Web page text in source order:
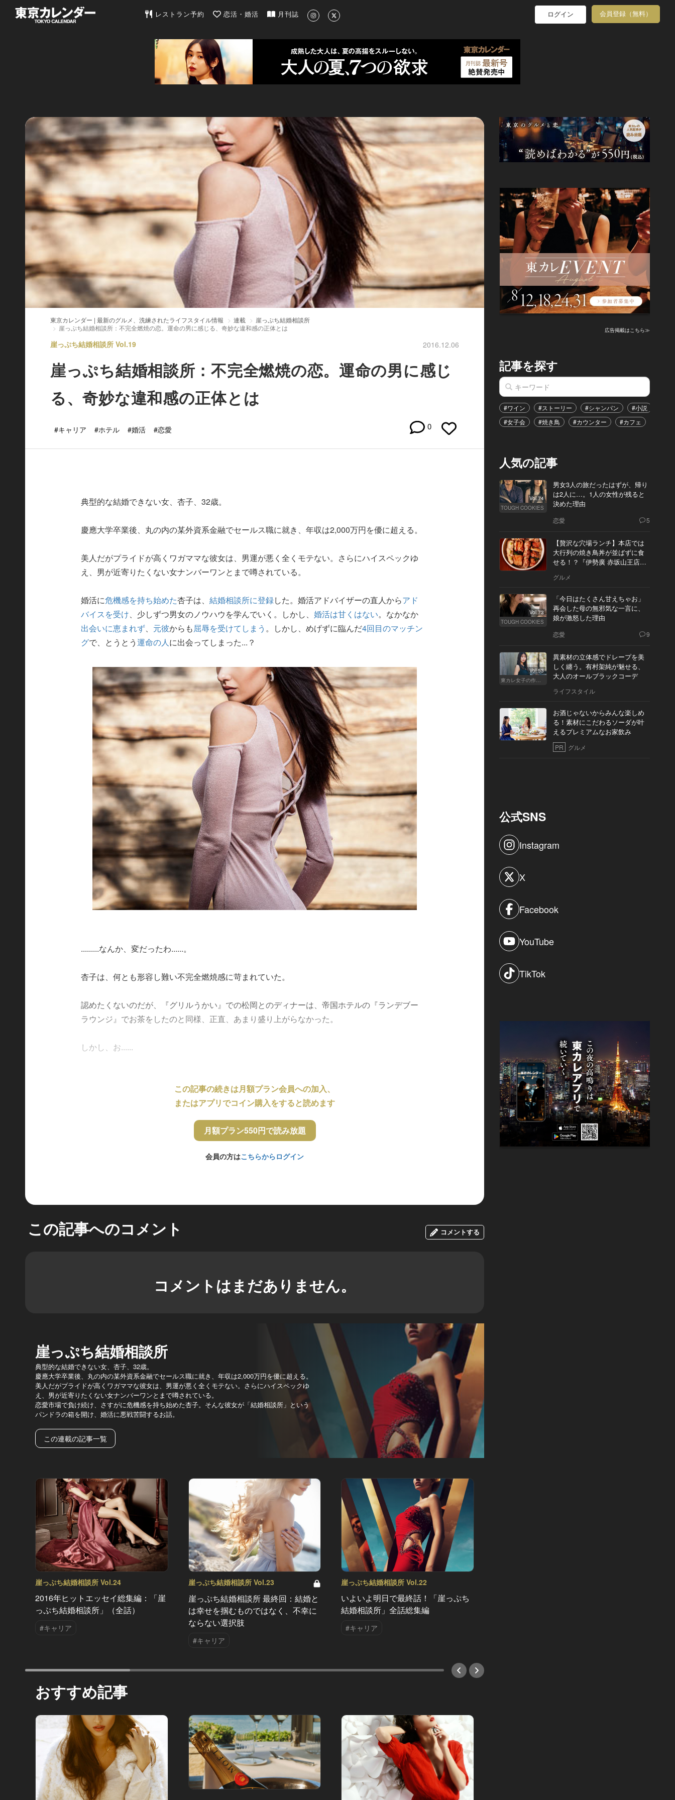
東京カレンダー | 最新のグルメ、洗練されたライフスタイル情報
レストラン予約 恋活・婚活 月刊誌 ログイン 会員登録（無料）
東京カレンダー | 最新のグルメ、洗練されたライフスタイル情報 連載
崖っぷち結婚相談所
崖っぷち結婚相談所：不完全燃焼の恋。運命の男に感じる、奇妙な違和感の正体とは
崖っぷち結婚相談所 Vol.19 2016.12.06
崖っぷち結婚相談所：不完全燃焼の恋。運命の男に感じ
る、奇妙な違和感の正体とは
#キャリア #ホテル #婚活 #恋愛 0
典型的な結婚できない女、杏子、32歳。
慶應大学卒業後、丸の内の某外資系金融でセールス職に就き、年収は2,000万円を優に超える。
美人だがプライドが高くワガママな彼女は、男運が悪く全くモテない。さらにハイスペックゆ
え、男が近寄りたくない女ナンバーワンとまで噂されている。
婚活に危機感を持ち始めた杏子は、結婚相談所に登録した。婚活アドバイザーの直人からアド
バイスを受け、少しずつ男女のノウハウを学んでいく。しかし、婚活は甘くはない。なかなか
出会いに恵まれず、 元彼からも屈辱を受けてしまう 。しかし、めげずに臨んだ4回目のマッチン
グで、とうとう運命の人に出会ってしまった...？
.........なんか、変だったわ......。
杏子は、何とも形容し難い不完全燃焼感に苛まれていた。
認めたくないのだが、『グリルうかい』での松岡とのディナーは、帝国ホテルの『ランデブー
ラウンジ』でお茶をしたのと同様、正直、あまり盛り上がらなかった。
しかし、お......
この記事の続きは月額プラン会員への加入、
またはアプリでコイン購入をすると読めます
月額プラン550円で読み放題
会員の方はこちらからログイン
この記事へのコメント コメントする
コメントはまだありません。
崖っぷち結婚相談所
典型的な結婚できない女、杏子、32歳。
慶應大学卒業後、丸の内の某外資系金融でセールス職に就き、年収は2,000万円を優に超える。
美人だがプライドが高くワガママな彼女は、男運が悪く全くモテない。さらにハイスペックゆ
え、男が近寄りたくない女ナンバーワンとまで噂されている。
恋愛市場で負け続け、さすがに危機感を持ち始めた杏子。そんな彼女が「結婚相談所」という
パンドラの箱を開け、婚活に悪戦苦闘するお話。
この連載の記事一覧
崖っぷち結婚相談所 Vol.24
2016年ヒットエッセイ総集編：「崖
っぷち結婚相談所」（全話）
#キャリア
崖っぷち結婚相談所 Vol.23
崖っぷち結婚相談所 最終回：結婚と
は幸せを掴むものではなく、不幸に
ならない選択肢
#キャリア
崖っぷち結婚相談所 Vol.22
いよいよ明日で最終話！「崖っぷち
結婚相談所」全話総集編
#キャリア
おすすめ記事
広告掲載はこちら≫
記事を探す
#ワイン #ストーリー #シャンパン #小説
#女子会
#焼き鳥 #カウンター #カフェ
人気の記事
Vol.74
TOUGH COOKIES
男女3人の旅だったはずが、帰り
は2人に…。1人の女性が残ると
決めた理由
恋愛 5
【贅沢な穴場ランチ】本店では
大行列の焼き鳥丼が並ばずに食
せる！？『伊勢廣 赤坂山王店』
グルメ
Vol.73
TOUGH COOKIES
「今日はたくさん甘えちゃお」
再会した母の無邪気な一言に、
娘が激怒した理由
恋愛 9
Vol.53
東カレ女子の作り方
異素材の立体感でドレープを美
しく纏う。有村架純が魅せる、
大人のオールブラックコーデ
ライフスタイル
お酒じゃないからみんな楽しめ
る！素材にこだわるソーダが叶
えるプレミアムなお家飲み
PR グルメ
公式SNS
Instagram
X
Facebook
YouTube
TikTok